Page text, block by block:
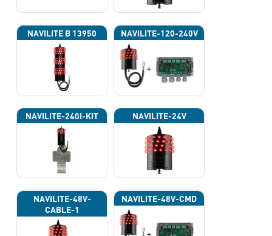
NAVILITE B 13950 NAVILITE-120-240V
NAVILITE-240I-KIT NAVILITE-24V
NAVILITE-48V-
CABLE-1
NAVILITE-48V-CMD